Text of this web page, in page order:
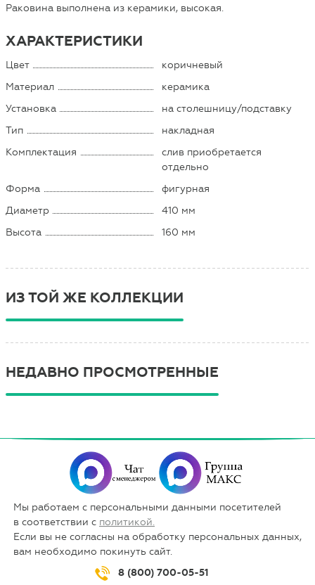
Раковина выполнена из керамики, высокая.
ХАРАКТЕРИСТИКИ
Цвет
коричневый
Материал
керамика
Установка
на столешницу/подставку
Тип
накладная
Комплектация
слив приобретается
отдельно
Форма
фигурная
Диаметр
410 мм
Высота
160 мм
ИЗ ТОЙ ЖЕ КОЛЛЕКЦИИ
НЕДАВНО ПРОСМОТРЕННЫЕ
Мы работаем с персональными данными посетителей
в соответствии с политикой.
Если вы не согласны на обработку персональных данных,
вам необходимо покинуть сайт.
8 (800) 700-05-51